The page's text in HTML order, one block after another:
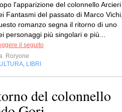
l'apparizione del colonnello Arcieri
Fantasmi del passato di Marco
romanzo segna il ritorno di uno
personaggi più singolari e più...
il seguito
Roryone
, LIBRI
del colonnello